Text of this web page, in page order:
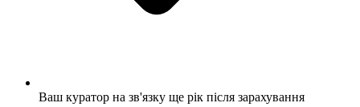
Ваш куратор на зв'язку ще рік після зарахування